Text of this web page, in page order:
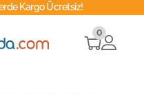
Kargo Ücretsiz!
0